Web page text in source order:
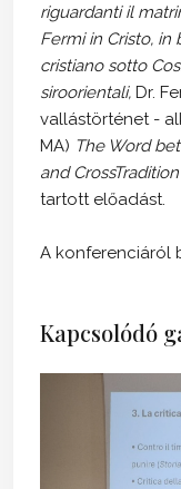
riguardanti il
Fermi in Cristo, in
cristiano sotto
siroorientali, Dr.
vallástörténet -
MA) The Word
and
tartott előadást.
A konferenciáról
Kapcsolódó